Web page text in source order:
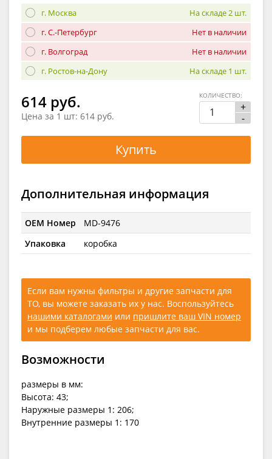
г. Москва
На складе 2 шт.
г. С.-Петербург
Нет в наличии
г. Волгоград
Нет в наличии
г. Ростов-на-Дону
На складе 1 шт.
614 руб.
Цена за 1 шт: 614 руб.
+
-
КОЛИЧЕСТВО:
Купить
Дополнительная информация
OEM Номер
MD-9476
Упаковка
коробка
Если вам нужны фильтры и другие запчасти для
ТО, вы можете заказать их у нас. Воспользуйтесь
нашими каталогами или пришлите ваш VIN номер
и мы подберем любые запчасти для вас.
Возможности
размеры в мм:
Высота: 43;
Наружные размеры 1: 206;
Внутренние размеры 1: 170